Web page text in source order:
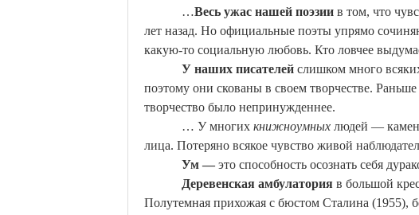
…Весь ужас нашей поэзиив том, что
лет назад. Но официальные поэты упрямо
какую-то социальную любовь. Кто ловчее
У наших писателей слишком много
поэтому они скованы в своем творчестве.
творчество было непринужденнее.
… У многихкнижноумных людей —
лица. Потеряно всякое чувство живой
Ум —это способность осознать себя
Деревенская амбулатория в большой
Полутемная прихожая с бюстом Сталина (1955),